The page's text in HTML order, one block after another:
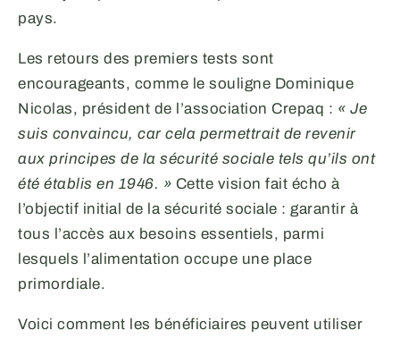
pays.
Les retours des premiers tests sont
encourageants, comme le souligne Dominique
Nicolas, président de l’association Crepaq : « Je
suis convaincu, car cela permettrait de revenir
aux principes de la sécurité sociale tels qu’ils ont
été établis en 1946. » Cette vision fait écho à
l’objectif initial de la sécurité sociale : garantir à
tous l’accès aux besoins essentiels, parmi
lesquels l’alimentation occupe une place
primordiale.
Voici comment les bénéficiaires peuvent utiliser